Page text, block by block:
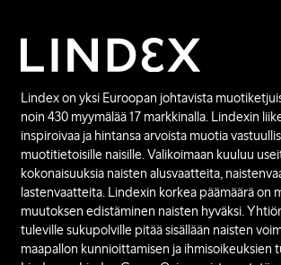
Lindex on yksi Euroopan johtavista
noin 430 myymälää 17 markkinalla. Lindexin
inspiroivaa ja hintansa arvoista muotia
muotitietoisille naisille. Valikoimaan kuuluu
kokonaisuuksia naisten alusvaatteita,
lastenvaatteita. Lindexin korkea päämäärä on
muutoksen edistäminen naisten hyväksi.
tuleville sukupolville pitää sisällään naisten
maapallon kunnioittamisen ja ihmisoikeuksien